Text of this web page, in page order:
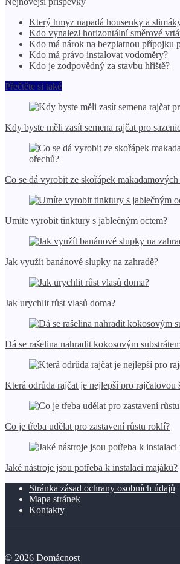
Který hmyz napadá housenky a
Kdo vynalezl horizontální směrové
Kdo má nárok na bezplatnou přípojku
Kdo má právo instalovat vodoměry?
Kdo je zodpovědný za stavbu hřiště?
Přečtěte si také
Kdy byste měli zasít semena rajčat pro
Co se dá vyrobit ze skořápek makadamových
Umíte vyrobit tinktury s jablečným octem?
Jak využít banánové slupky na zahradě?
Jak urychlit růst vlasů doma?
Dá se rašelina nahradit kokosovým
Která odrůda rajčat je nejlepší pro rajčatovou
Co je třeba udělat pro zastavení růstu roklí?
Jaké nástroje jsou potřeba k instalaci majáků?
Stránka zásad ochrany osobních údajů
Mapa stránek
Kontakty
© 2026 Domácnost